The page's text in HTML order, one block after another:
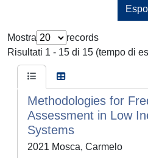
Mostra
records
Risultati 1 - 15 di 15 (tempo di
Methodologies for
Assessment in Low
Systems
2021 Mosca, Carmelo